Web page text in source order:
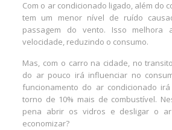
Com o ar condicionado ligado, além do
tem um menor nível de ruído
passagem do vento. Isso melhora
velocidade, reduzindo o consumo.
Mas, com o carro na cidade, no
do ar pouco irá influenciar no
funcionamento do ar condicionado
torno de 10% mais de combustível.
pena abrir os vidros e desligar o ar
economizar?